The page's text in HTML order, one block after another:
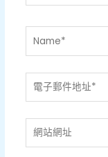
Name*
電
件
地